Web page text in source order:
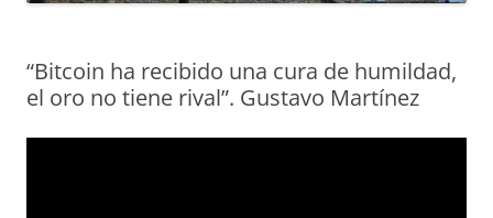
“Bitcoin ha recibido una cura de humildad,
el oro no tiene rival”. Gustavo Martínez